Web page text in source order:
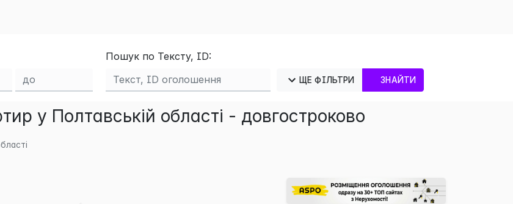
Пошук по Тексту, ID:
ЩЕ ФІЛЬТРИ ЗНАЙТИ
у Полтавській області - довгостроково